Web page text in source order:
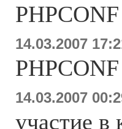
14.03.2007
14.03.2007
участие